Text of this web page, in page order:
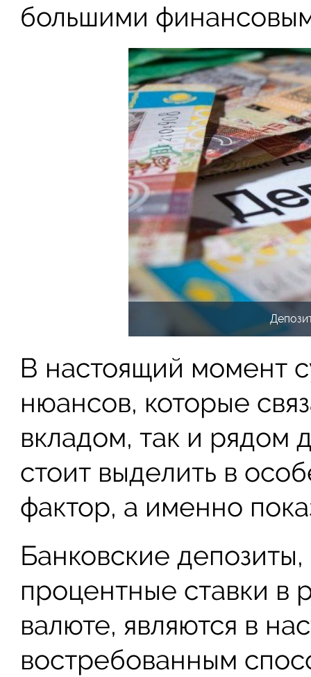
большими
В настоящий момент
нюансов, которые
вкладом, так и рядом
стоит выделить в
фактор, а именно
Банковские
процентные ставки в
валюте, являются в
востребованным